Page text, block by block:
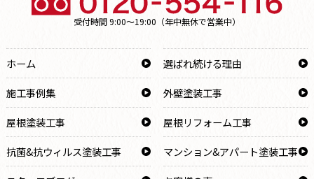
受付時間 9:00～19:00（年中無休で営業中）
ホーム
選ばれ続ける理由
施工事例集
外壁塗装工事
屋根塗装工事
屋根リフォーム工事
抗菌&抗ウィルス塗装工事
マンション&アパート塗装工事